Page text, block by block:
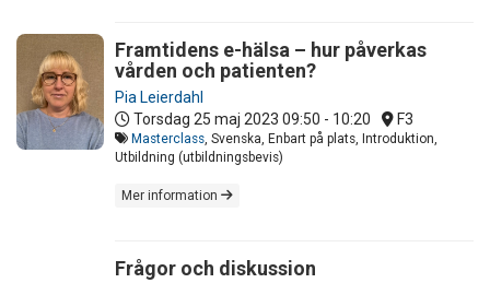
Framtidens e-hälsa – hur påverkas
vården och patienten?
Pia Leierdahl
Torsdag 25 maj 2023 09:50 - 10:20 F3
Masterclass, Svenska, Enbart på plats, Introduktion,
Utbildning (utbildningsbevis)
Mer information
Frågor och diskussion